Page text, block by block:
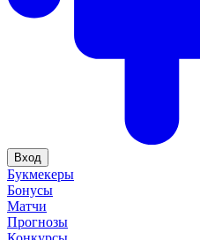
Вход
Букмекеры
Бонусы
Матчи
Прогнозы